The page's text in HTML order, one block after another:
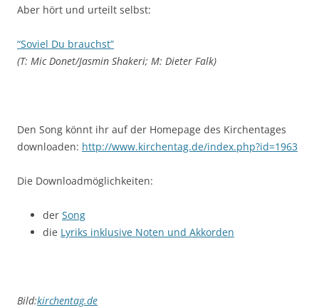
Aber hört und urteilt selbst:
“Soviel Du brauchst”
(T: Mic Donet/Jasmin Shakeri; M: Dieter Falk)
Den Song könnt ihr auf der Homepage des Kirchentages
downloaden: http://www.kirchentag.de/index.php?id=1963
Die Downloadmöglichkeiten:
der Song
die Lyriks inklusive Noten und Akkorden
Bild:kirchentag.de